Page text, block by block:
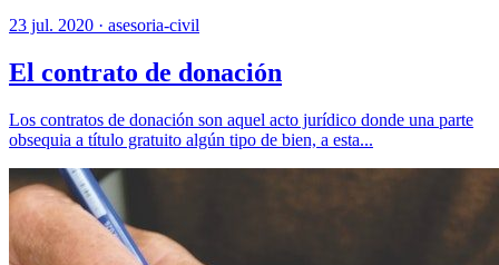
23 jul. 2020 · asesoria-civil
El contrato de donación
Los contratos de donación son aquel acto jurídico donde una parte
obsequia a título gratuito algún tipo de bien, a esta...